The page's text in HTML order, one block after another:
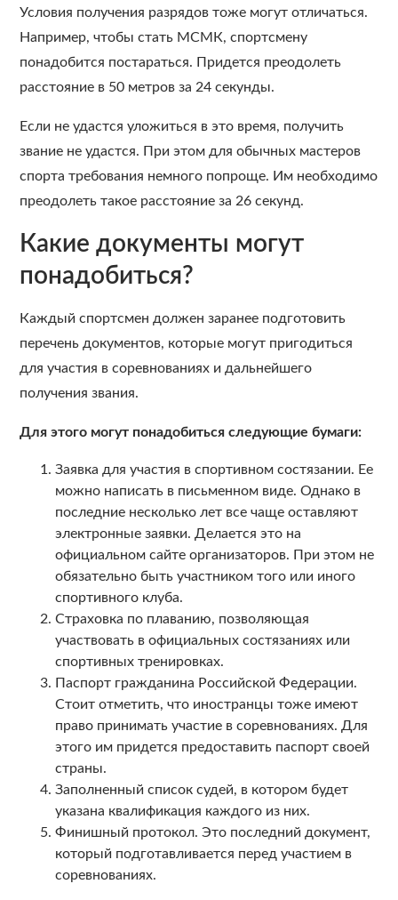
Условия получения разрядов тоже могут отличаться.
Например, чтобы стать МСМК, спортсмену
понадобится постараться. Придется преодолеть
расстояние в 50 метров за 24 секунды.
Если не удастся уложиться в это время, получить
звание не удастся. При этом для обычных мастеров
спорта требования немного попроще. Им необходимо
преодолеть такое расстояние за 26 секунд.
Какие документы могут
понадобиться?
Каждый спортсмен должен заранее подготовить
перечень документов, которые могут пригодиться
для участия в соревнованиях и дальнейшего
получения звания.
Для этого могут понадобиться следующие бумаги:
Заявка для участия в спортивном состязании. Ее
можно написать в письменном виде. Однако в
последние несколько лет все чаще оставляют
электронные заявки. Делается это на
официальном сайте организаторов. При этом не
обязательно быть участником того или иного
спортивного клуба.
Страховка по плаванию, позволяющая
участвовать в официальных состязаниях или
спортивных тренировках.
Паспорт гражданина Российской Федерации.
Стоит отметить, что иностранцы тоже имеют
право принимать участие в соревнованиях. Для
этого им придется предоставить паспорт своей
страны.
Заполненный список судей, в котором будет
указана квалификация каждого из них.
Финишный протокол. Это последний документ,
который подготавливается перед участием в
соревнованиях.